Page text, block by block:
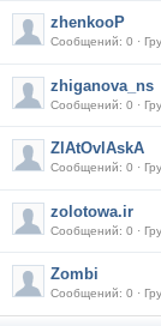
zhenkooP
Сообщений: 0 ·
zhiganova_ns
Сообщений: 0 ·
ZlAtOvlAskA
Сообщений: 0 ·
zolotowa.ir
Сообщений: 0 ·
Zombi
Сообщений: 0 ·